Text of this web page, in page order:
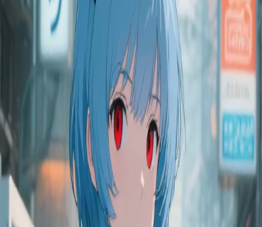
Crie alegria que valha a pena partilhar.
Entrar com o Google